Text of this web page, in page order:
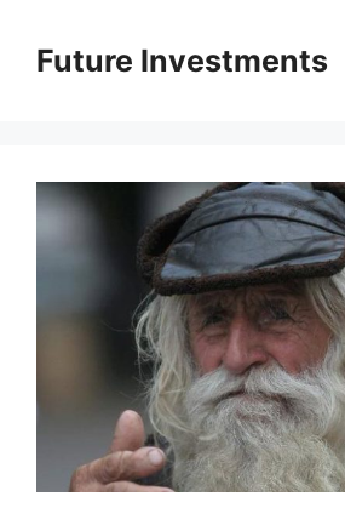
вмістуFuture Investments